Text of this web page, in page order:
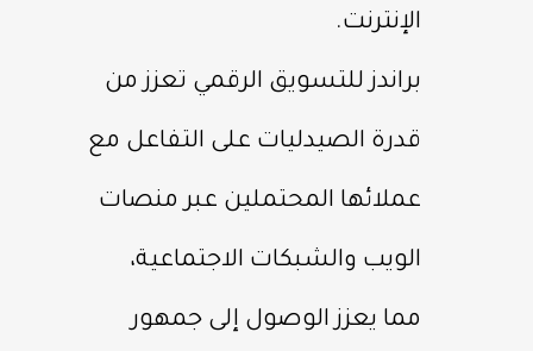
الإنترنت.
براندز للتسويق الرقمي تعزز من
قدرة الصيدليات على التفاعل مع
عملائها المحتملين عبر منصات
الويب والشبكات الاجتماعية،
مما يعزز الوصول إلى جمهور